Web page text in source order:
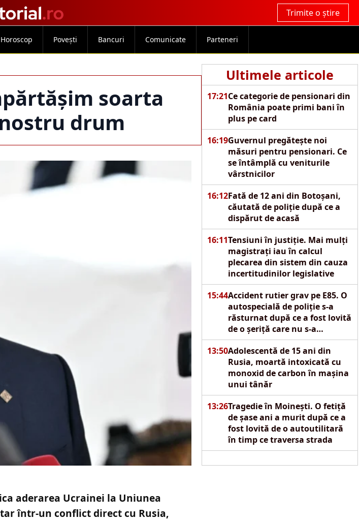
Trimite o știre
Horoscop Povești Bancuri Comunicate Parteneri
soarta
drum
Ultimele articole
17:21Ce categorie de pensionari din
România poate primi bani în
plus pe card
16:19Guvernul pregătește noi
măsuri pentru pensionari. Ce
se întâmplă cu veniturile
vârstnicilor
16:12Fată de 12 ani din Botoșani,
căutată de poliție după ce a
dispărut de acasă
16:11Tensiuni în justiție. Mai mulți
magistrați iau în calcul
plecarea din sistem din cauza
incertitudinilor legislative
15:44Accident rutier grav pe E85. O
autospecială de poliție s-a
răsturnat după ce a fost lovită
de o șeriță care nu s-a
asigurat
13:50Adolescentă de 15 ani din
Rusia, moartă intoxicată cu
monoxid de carbon în mașina
unui tânăr
13:26Tragedie în Moinești. O fetiță
de șase ani a murit după ce a
fost lovită de o autoutilitară
în timp ce traversa strada
aderarea Ucrainei la Uniunea
într-un conflict direct cu Rusia,